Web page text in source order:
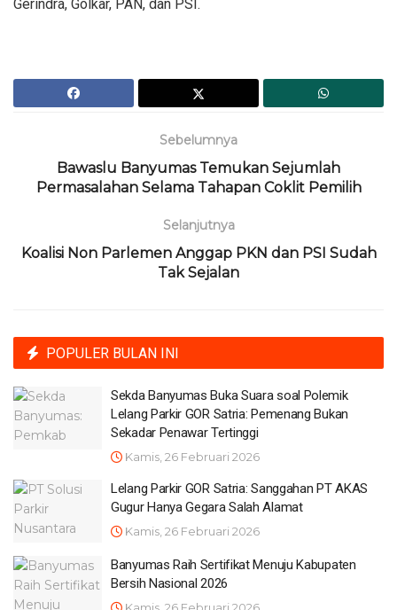
Gerindra, Golkar, PAN, dan PSI.
Sebelumnya
Bawaslu Banyumas Temukan Sejumlah
Permasalahan Selama Tahapan Coklit Pemilih
Selanjutnya
Koalisi Non Parlemen Anggap PKN dan PSI Sudah
Tak Sejalan
POPULER BULAN INI
Sekda Banyumas Buka Suara soal Polemik
Lelang Parkir GOR Satria: Pemenang Bukan
Sekadar Penawar Tertinggi
Kamis, 26 Februari 2026
Lelang Parkir GOR Satria: Sanggahan PT AKAS
Gugur Hanya Gegara Salah Alamat
Kamis, 26 Februari 2026
Banyumas Raih Sertifikat Menuju Kabupaten
Bersih Nasional 2026